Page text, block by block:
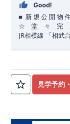
Good!
■ 新 規 公 開 物
☆ 堂 々 完
JR相模線 「相武
スーツケースや
私服通勤でお洋
がお好きな方に
できる♪​​【床下収
見学予約